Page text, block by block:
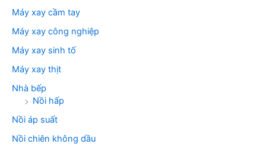
Máy xay cầm tay
Máy xay công nghiệp
Máy xay sinh tố
Máy xay thịt
Nhà bếp
Nồi hấp
Nồi áp suất
Nồi chiên không dầu